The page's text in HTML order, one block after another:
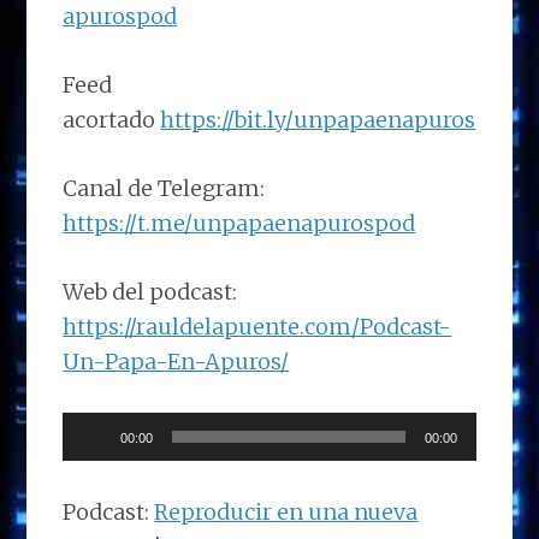
apurospod
Feed
acortadohttps://bit.ly/unpapaenapuros
Canal de Telegram:
https://t.me/unpapaenapurospod
Web del podcast:
https://rauldelapuente.com/Podcast-
Un-Papa-En-Apuros/
Reproductor
de
audio
00:00 00:00
Podcast:Reproducir en una nueva